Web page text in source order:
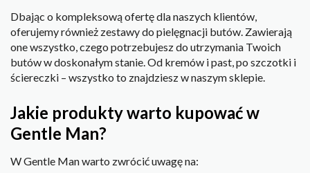
Dbając o kompleksową ofertę dla naszych klientów,
oferujemy również zestawy do pielęgnacji butów. Zawierają
one wszystko, czego potrzebujesz do utrzymania Twoich
butów w doskonałym stanie. Od kremów i past, po szczotki i
ściereczki – wszystko to znajdziesz w naszym sklepie.
Jakie produkty warto kupować w
Gentle Man?
W Gentle Man warto zwrócić uwagę na: